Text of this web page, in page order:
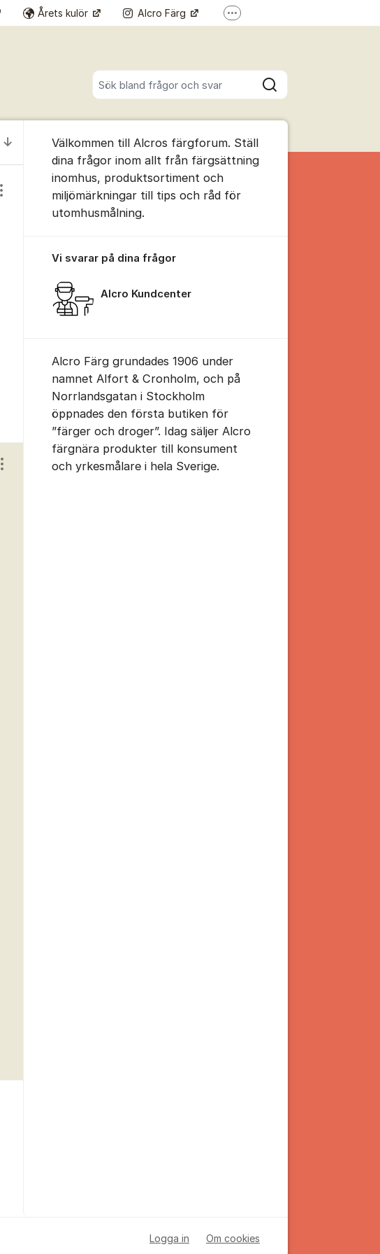
Sök bland alla inlägg
Sök
Årets kulör Alcro Färg Fler supportlänkar
Till senaste kommentaren
Visa/dölj inställningar för inlägg/kommentar
Visa/dölj inställningar för inlägg/kommentar
Välkommen till Alcros färgforum. Ställ
dina frågor inom allt från färgsättning
inomhus, produktsortiment och
miljömärkningar till tips och råd för
utomhusmålning.
Vi svarar på dina frågor
Alcro Kundcenter
Alcro Färg grundades 1906 under
namnet Alfort & Cronholm, och på
Norrlandsgatan i Stockholm
öppnades den första butiken för
”färger och droger”. Idag säljer Alcro
färgnära produkter till konsument
och yrkesmålare i hela Sverige.
Logga in Om cookies